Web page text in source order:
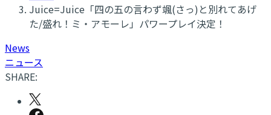
Juice=Juice「四の五の言わず颯(さっ)と別れてあげ
た/盛れ！ミ・アモーレ」パワープレイ決定！
News
ニュース
SHARE: